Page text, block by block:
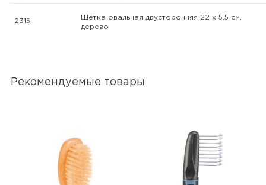
2315
Щётка овальная двусторонняя 22 х 5,5 см,
дерево
Рекомендуемые товары